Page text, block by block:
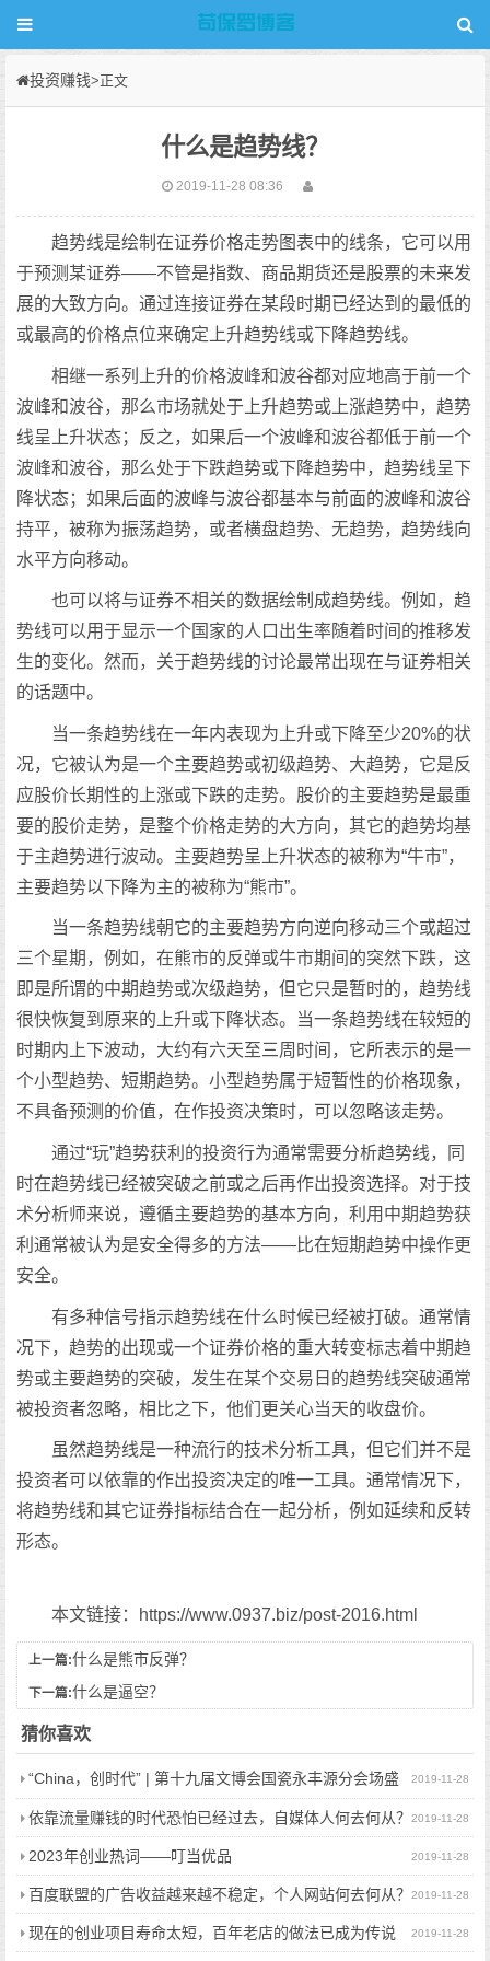
投资赚钱>正文
什么是趋势线？
2019-11-28 08:36
趋势线是绘制在证券价格走势图表中的线条，它可以用
于预测某证券——不管是指数、商品期货还是股票的未来发
展的大致方向。通过连接证券在某段时期已经达到的最低的
或最高的价格点位来确定上升趋势线或下降趋势线。
相继一系列上升的价格波峰和波谷都对应地高于前一个
波峰和波谷，那么市场就处于上升趋势或上涨趋势中，趋势
线呈上升状态；反之，如果后一个波峰和波谷都低于前一个
波峰和波谷，那么处于下跌趋势或下降趋势中，趋势线呈下
降状态；如果后面的波峰与波谷都基本与前面的波峰和波谷
持平，被称为振荡趋势，或者横盘趋势、无趋势，趋势线向
水平方向移动。
也可以将与证券不相关的数据绘制成趋势线。例如，趋
势线可以用于显示一个国家的人口出生率随着时间的推移发
生的变化。然而，关于趋势线的讨论最常出现在与证券相关
的话题中。
当一条趋势线在一年内表现为上升或下降至少20%的状
况，它被认为是一个主要趋势或初级趋势、大趋势，它是反
应股价长期性的上涨或下跌的走势。股价的主要趋势是最重
要的股价走势，是整个价格走势的大方向，其它的趋势均基
于主趋势进行波动。主要趋势呈上升状态的被称为“牛市”，
主要趋势以下降为主的被称为“熊市”。
当一条趋势线朝它的主要趋势方向逆向移动三个或超过
三个星期，例如，在熊市的反弹或牛市期间的突然下跌，这
即是所谓的中期趋势或次级趋势，但它只是暂时的，趋势线
很快恢复到原来的上升或下降状态。当一条趋势线在较短的
时期内上下波动，大约有六天至三周时间，它所表示的是一
个小型趋势、短期趋势。小型趋势属于短暂性的价格现象，
不具备预测的价值，在作投资决策时，可以忽略该走势。
通过“玩”趋势获利的投资行为通常需要分析趋势线，同
时在趋势线已经被突破之前或之后再作出投资选择。对于技
术分析师来说，遵循主要趋势的基本方向，利用中期趋势获
利通常被认为是安全得多的方法——比在短期趋势中操作更
安全。
有多种信号指示趋势线在什么时候已经被打破。通常情
况下，趋势的出现或一个证券价格的重大转变标志着中期趋
势或主要趋势的突破，发生在某个交易日的趋势线突破通常
被投资者忽略，相比之下，他们更关心当天的收盘价。
虽然趋势线是一种流行的技术分析工具，但它们并不是
投资者可以依靠的作出投资决定的唯一工具。通常情况下，
将趋势线和其它证券指标结合在一起分析，例如延续和反转
形态。
本文链接：https://www.0937.biz/post-2016.html
上一篇:什么是熊市反弹？
下一篇:什么是逼空？
猜你喜欢
2019-11-28
“China，创时代” | 第十九届文博会国瓷永丰源分会场盛
大启幕！ 2019-11-28
依靠流量赚钱的时代恐怕已经过去，自媒体人何去何从？
2019-11-28
2023年创业热词——叮当优品
2019-11-28
百度联盟的广告收益越来越不稳定，个人网站何去何从？
2019-11-28
现在的创业项目寿命太短，百年老店的做法已成为传说